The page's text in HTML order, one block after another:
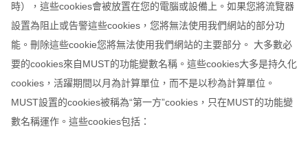
時），這些cookies會被放置在您的電腦或設備上。如果您將流覽器
設置為阻止或告警這些cookies，您將無法使用我們網站的部分功
能。刪除這些cookie您將無法使用我們網站的主要部分。 大多數必
要的cookies來自MUST的功能變數名稱。這些cookies大多是持久化
cookies，活躍期間以月為計算單位，而不是以秒為計算單位。
MUST設置的cookies被稱為“第一方”cookies，只在MUST的功能變
數名稱運作。這些cookies包括：